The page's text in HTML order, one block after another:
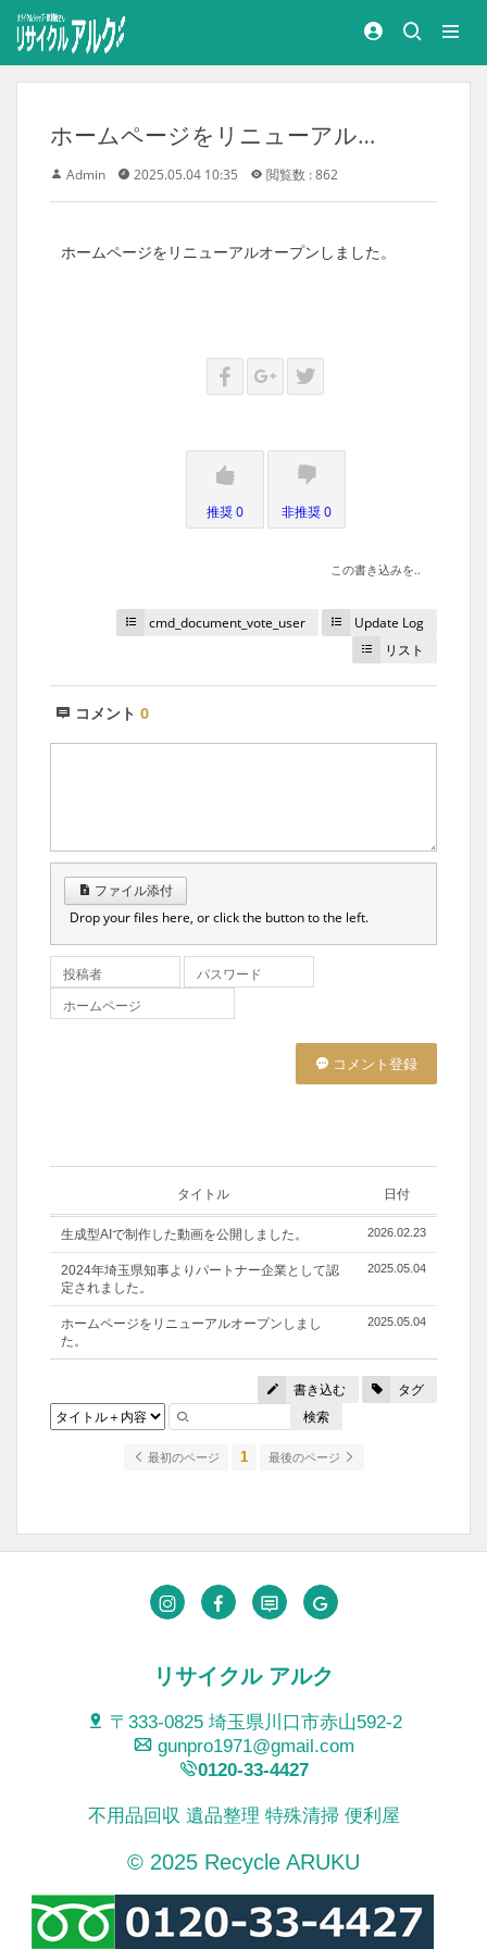
ホームページをリニューアルオープンしました。
Admin 2025.05.04 10:35 閲覧数 : 862
ホームページをリニューアルオープンしました。
推奨 0 非推奨 0
この書き込みを..
cmd_document_vote_user
Update Log
リスト
コメント 0
ファイル添付
Drop your files here, or click the button to the left.
投稿者
パスワード
ホームページ
コメント登録
タイトル 日付
生成型AIで制作した動画を公開しました。 2026.02.23
2024年埼玉県知事よりパートナー企業として認
定されました。
2025.05.04
ホームページをリニューアルオープンしまし
た。
2025.05.04
書き込む
タグ
検索
最初のページ 1 最後のページ
リサイクル アルク
〒333-0825 埼玉県川口市赤山592-2
gunpro1971@gmail.com
0120-33-4427
不用品回収 遺品整理 特殊清掃 便利屋
© 2025 Recycle ARUKU